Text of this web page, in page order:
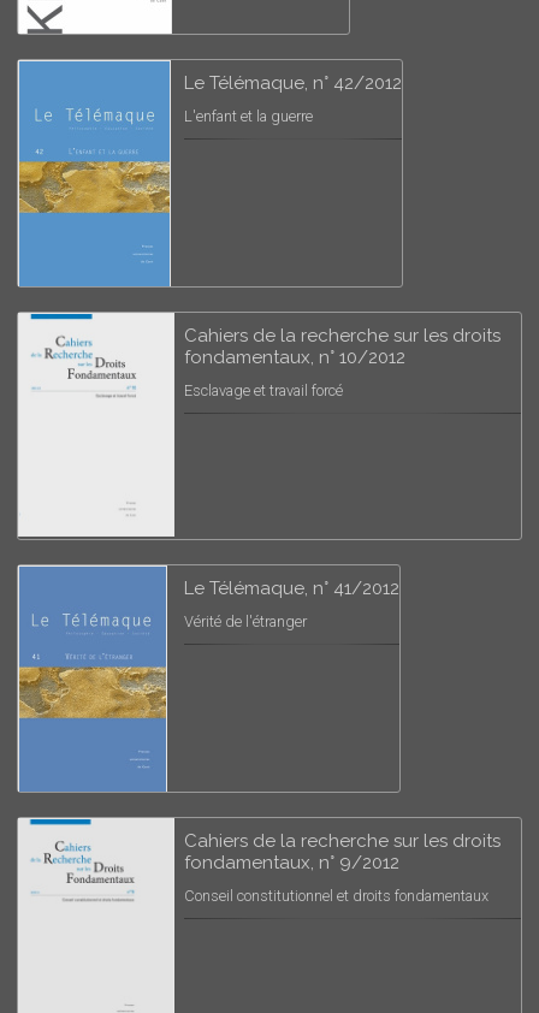
Le Télémaque, n° 42/2012
L'enfant et la guerre
Cahiers de la recherche sur les droits
fondamentaux, n° 10/2012
Esclavage et travail forcé
Le Télémaque, n° 41/2012
Vérité de l'étranger
Cahiers de la recherche sur les droits
fondamentaux, n° 9/2012
Conseil constitutionnel et droits fondamentaux